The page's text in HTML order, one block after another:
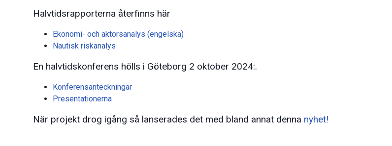
Halvtidsrapporterna återfinns här
Ekonomi- och aktörsanalys (engelska)
Nautisk riskanalys
En halvtidskonferens hölls i Göteborg 2 oktober 2024:.
Konferensanteckningar
Presentationerna
När projekt drog igång så lanserades det med bland annat denna nyhet!